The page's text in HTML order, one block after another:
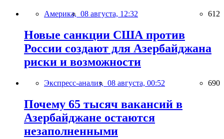
Америка, 08 августа, 12:32 612
Новые санкции США против
России создают для Азербайджана
риски и возможности
Экспресс-анализ, 08 августа, 00:52 690
Почему 65 тысяч вакансий в
Азербайджане остаются
незаполненными